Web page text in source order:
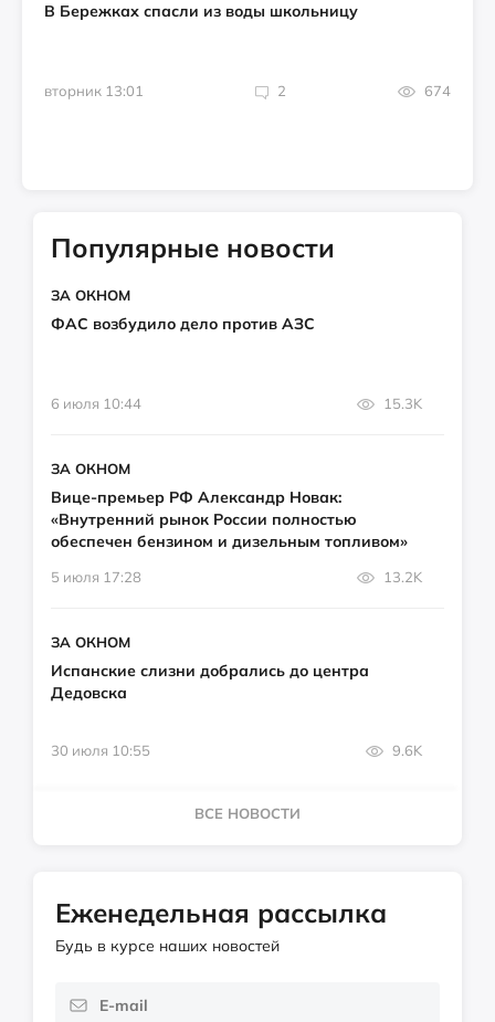
В Бережках спасли из воды школьницу
вторник 13:01 2 674
Популярные новости
ЗА ОКНОМ
ФАС возбудило дело против АЗС
6 июля 10:44 15.3K
ЗА ОКНОМ
Вице-премьер РФ Александр Новак:
«Внутренний рынок России полностью
обеспечен бензином и дизельным топливом»
5 июля 17:28 13.2K
ЗА ОКНОМ
Испанские слизни добрались до центра
Дедовска
30 июля 10:55 9.6K
ВСЕ НОВОСТИ
Еженедельная рассылка
Будь в курсе наших новостей